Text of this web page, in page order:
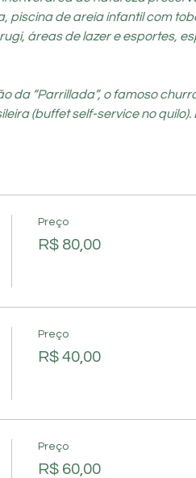
de areia infantil com
áreas de lazer e esportes,
da “Parrillada”, o famoso
(buffet self-service no
Preço
R$ 80,00
Preço
R$ 40,00
Preço
R$ 60,00